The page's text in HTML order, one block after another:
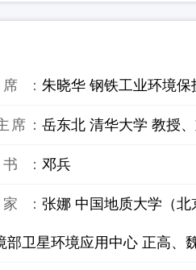
： 朱晓华 钢铁工业环境
席： 岳东北 清华大学 教授
： 邓兵
： 张娜 中国地质大学（
部卫星环境应用中心 正高、